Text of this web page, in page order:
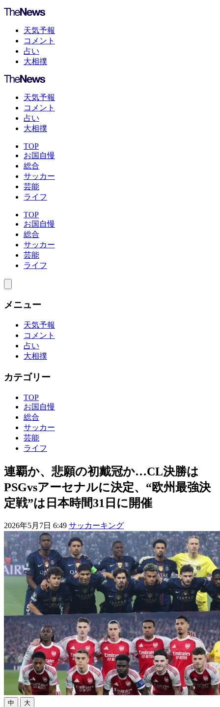
天気予報
コメント
占い
大相撲
天気予報
コメント
占い
大相撲
TOP
お国自慢
総合
サッカー
芸能
ライフ
TOP
お国自慢
総合
サッカー
芸能
ライフ
メニュー
天気予報
コメント
占い
大相撲
カテゴリー
TOP
お国自慢
総合
サッカー
芸能
ライフ
連覇か、悲願の初戴冠か…CL決勝は
PSGvsアーセナルに決定、“欧州最強決
定戦”は日本時間31日に開催
2026年5月7日 6:49 サッカーキング
中 大